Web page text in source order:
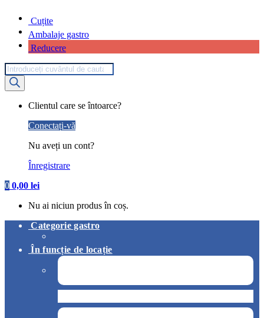
Cuțite
Ambalaje gastro
Reducere
Products
search
Clientul care se întoarce?
Conectați-vă
Nu aveți un cont?
Înregistrare
0 0,00 lei
Nu ai niciun produs în coș.
Categorie gastro
În funcție de locație